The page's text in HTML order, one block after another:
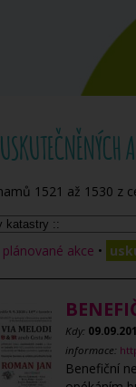
1521 až 1530 z
akce •
Kdy:
informace:
Benefiční